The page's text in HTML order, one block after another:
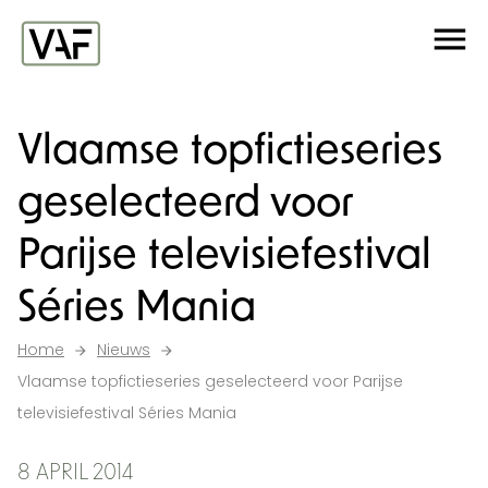
Ga verder naar de inhoud
Vlaamse topfictieseries
geselecteerd voor
Parijse televisiefestival
Séries Mania
Home
Nieuws
Vlaamse topfictieseries geselecteerd voor Parijse
televisiefestival Séries Mania
8 APRIL 2014